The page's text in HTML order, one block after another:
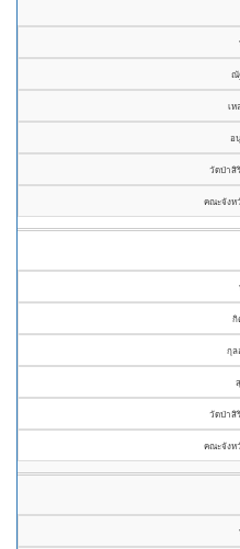
ณั
เห
อ
วัดป่าสิ
คณะจังห
กิ
กุล
วัดป่าสิ
คณะจังห